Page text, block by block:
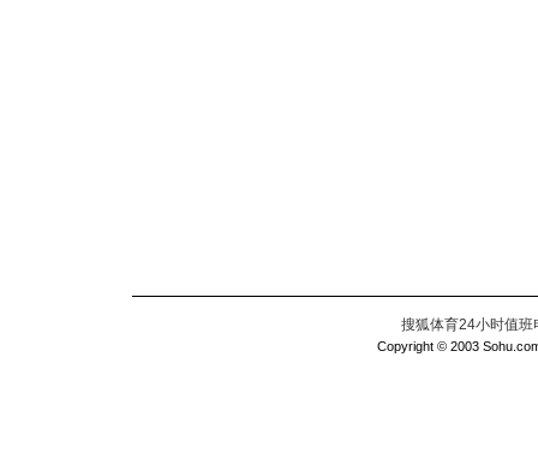
搜狐体育24小时值
Copyright © 2003